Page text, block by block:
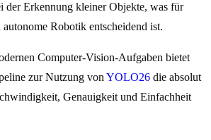
der Erkennung kleiner Objekte, was für
autonome Robotik entscheidend ist.
Computer-Vision-Aufgaben bietet
zur Nutzung von YOLO26 die absolut
Genauigkeit und Einfachheit